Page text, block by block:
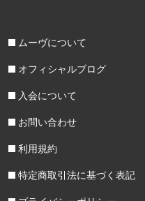
ムーヴについて
オフィシャルブログ
入会について
お問い合わせ
利用規約
特定商取引法に基づく表記